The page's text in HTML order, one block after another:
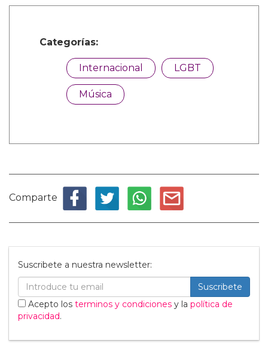
Categorías:
Internacional LGBT
Música
Comparte
Suscribete a nuestra newsletter:
Suscribete
Acepto los terminos y condiciones y la política de
privacidad.